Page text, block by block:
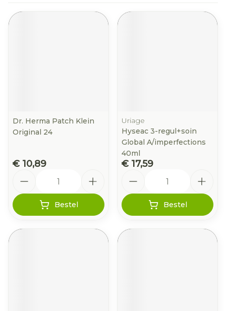
Dr. Herma Patch Klein
Original 24
€ 10,89
Bestel
Uriage
Hyseac 3-regul+soin
Global A/imperfections
40ml
€ 17,59
Bestel